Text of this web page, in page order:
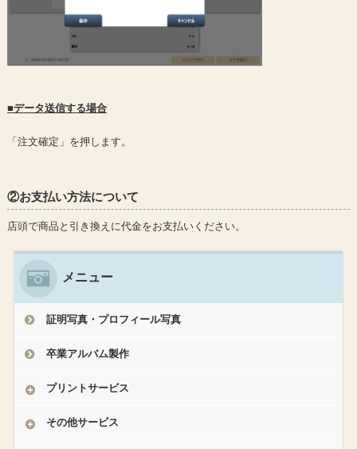
■データ送信する場合
「注文確定」を押します。
②お支払い方法について
店頭で商品と引き換えに代金をお支払いください。
メニュー
証明写真・プロフィール写真
卒業アルバム製作
プリントサービス
その他サービス